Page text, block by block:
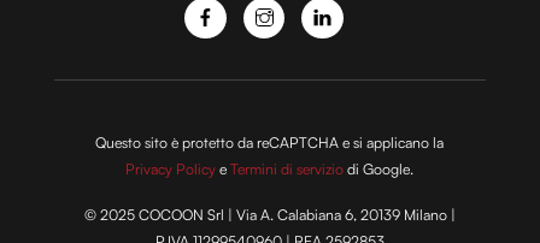
Questo sito è protetto da reCAPTCHA e si applicano la
Privacy Policy eTermini di servizio di Google.
© 2025 COCOON Srl | Via A. Calabiana 6, 20139 Milano |